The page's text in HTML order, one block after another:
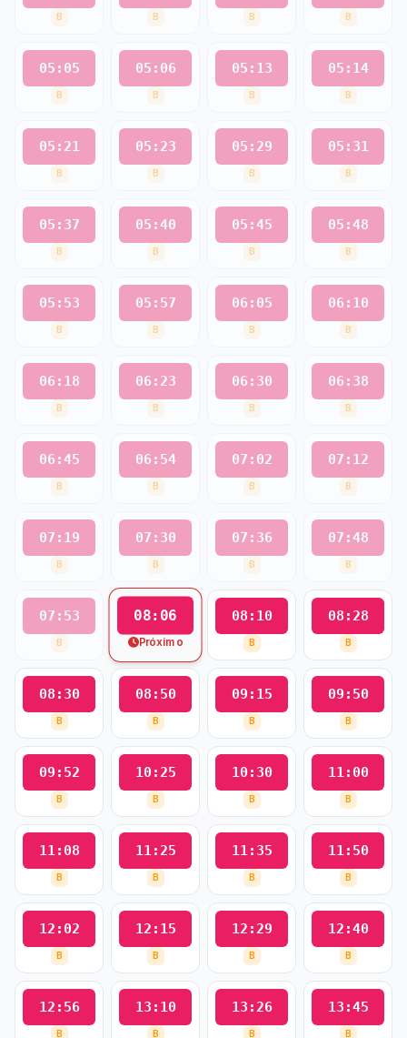
B B B B
05:05
B
05:06
B
05:13
B
05:14
B
05:21
B
05:23
B
05:29
B
05:31
B
05:37
B
05:40
B
05:45
B
05:48
B
05:53
B
05:57
B
06:05
B
06:10
B
06:18
B
06:23
B
06:30
B
06:38
B
06:45
B
06:54
B
07:02
B
07:12
B
07:19
B
07:30
B
07:36
B
07:48
B
07:53
B
08:06
Próximo
08:10
B
08:28
B
08:30
B
08:50
B
09:15
B
09:50
B
09:52
B
10:25
B
10:30
B
11:00
B
11:08
B
11:25
B
11:35
B
11:50
B
12:02
B
12:15
B
12:29
B
12:40
B
12:56
B
13:10
B
13:26
B
13:45
B